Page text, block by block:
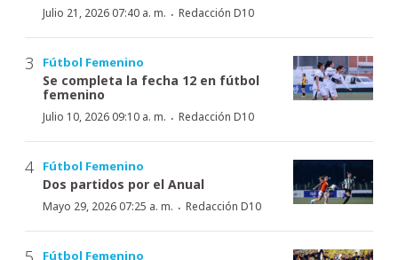
Julio 21, 2026 07:40 a. m. · Redacción D10
Fútbol Femenino
Se completa la fecha 12 en fútbol
femenino
Julio 10, 2026 09:10 a. m. · Redacción D10
Fútbol Femenino
Dos partidos por el Anual
Mayo 29, 2026 07:25 a. m. · Redacción D10
Fútbol Femenino